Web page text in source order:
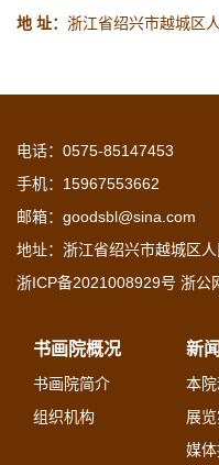
地 址： 浙江省绍兴市越城区
电话：0575-85147453
手机：15967553662
邮箱：goodsbl@sina.com
地址：浙江省绍兴市越城区
浙ICP备2021008929号 浙
书画院概况
书画院简介
组织机构
新
本
展
媒